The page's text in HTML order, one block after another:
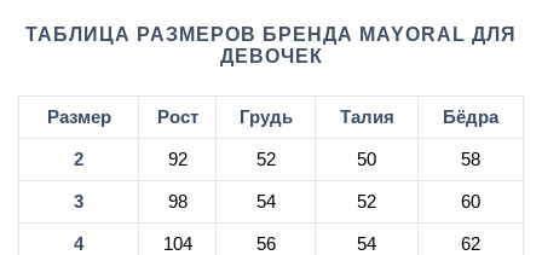
ТАБЛИЦА РАЗМЕРОВ БРЕНДА MAYORAL ДЛЯ
ДЕВОЧЕК
Размер Рост Грудь Талия Бёдра
2 92 52 50 58
3 98 54 52 60
4 104 56 54 62